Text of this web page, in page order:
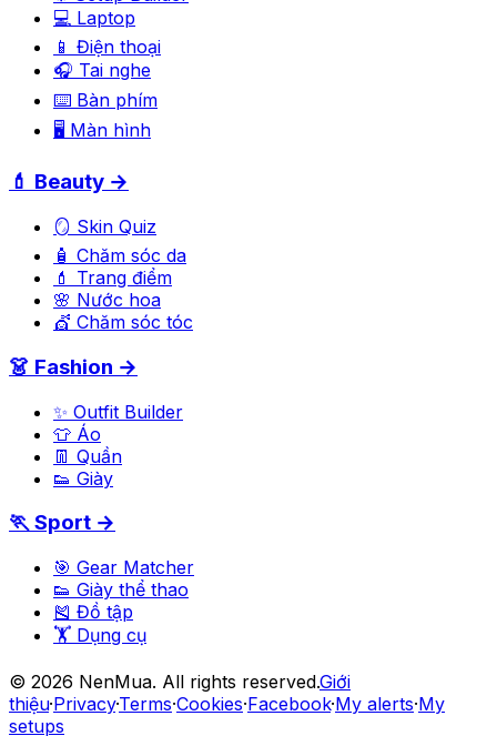
💻 Laptop
📱 Điện thoại
🎧 Tai nghe
⌨️ Bàn phím
🖥️ Màn hình
💄 Beauty →
🪞 Skin Quiz
🧴 Chăm sóc da
💄 Trang điểm
🌸 Nước hoa
💇 Chăm sóc tóc
👗 Fashion →
✨ Outfit Builder
👕 Áo
👖 Quần
👟 Giày
🏃 Sport →
🎯 Gear Matcher
👟 Giày thể thao
🎽 Đồ tập
🏋️ Dụng cụ
© 2026 NenMua. All rights reserved.Giới
thiệu·Privacy·Terms·Cookies·Facebook·My alerts·My
setups